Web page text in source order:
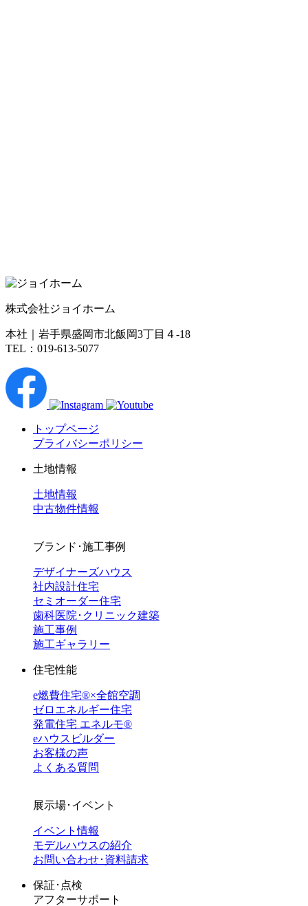
株式会社ジョイホーム
本社｜岩手県盛岡市北飯岡3丁目４-18
TEL：019-613-5077
トップページ
プライバシーポリシー
土地情報
土地情報
中古物件情報
ブランド･施工事例
デザイナーズハウス
社内設計住宅
セミオーダー住宅
歯科医院･クリニック建築
施工事例
施工ギャラリー
住宅性能
e燃費住宅®︎×全館空調
ゼロエネルギー住宅
発電住宅 エネルモ®
eハウスビルダー
お客様の声
よくある質問
展示場･イベント
イベント情報
モデルハウスの紹介
お問い合わせ･資料請求
保証･点検
アフターサポート